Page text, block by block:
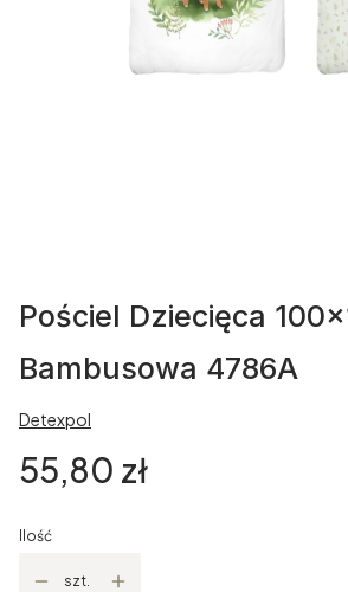
Pościel Dziecięca
Bambusowa 4786A
Detexpol
Cena
55,80 zł
Ilość
szt.